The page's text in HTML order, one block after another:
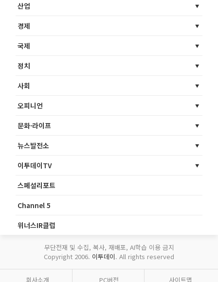
산업
경제
국제
정치
사회
오피니언
문화·라이프
뉴스발전소
이투데이TV
스페셜리포트
Channel 5
위너스IR클럽
무단전재 및 수집, 복사, 재배포, AI학습 이용 금지
Copyright 2006. 이투데이. All rights reserved
회사소개 PC버전 사이트맵